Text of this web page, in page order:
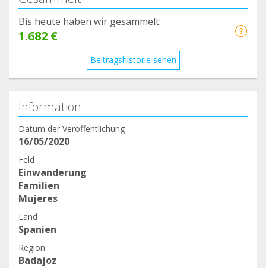
Bis heute haben wir gesammelt:
1.682 €
Beitragshistorie sehen
Information
Datum der Veröffentlichung
16/05/2020
Feld
Einwanderung
Familien
Mujeres
Land
Spanien
Region
Badajoz